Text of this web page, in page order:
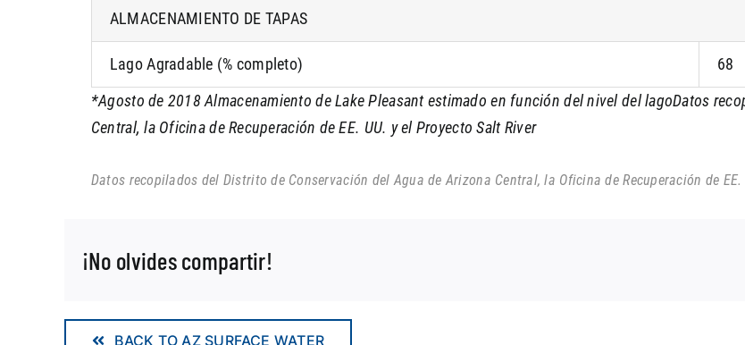
ALMACENAMIENTO DE TAPAS
Lago Agradable (% completo) 68
*Agosto de 2018 Almacenamiento de Lake Pleasant estimado en función del nivel del lagoDatos
Central, la Oficina de Recuperación de EE. UU. y el Proyecto Salt River
Datos recopilados del Distrito de Conservación del Agua de Arizona Central, la Oficina de Recuperación de
¡No olvides compartir!
BACK TO AZ SURFACE WATER